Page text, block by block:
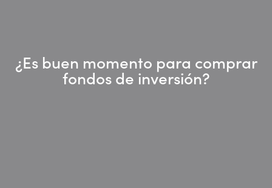
¿Es buen momento para comprar
fondos de inversión?